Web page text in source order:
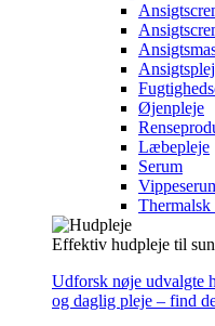
Øjenpleje
Læbepleje
Serum
Effektiv hudpleje til
Udforsk nøje udvalgte
og daglig pleje – find